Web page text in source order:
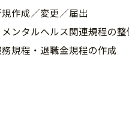
作成／変更／届出
メンタルヘルス関連規程の整
務規程・退職金規程の作成